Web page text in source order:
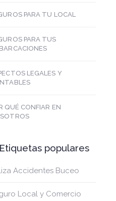
PARA TU LOCAL
PARA TUS
LEGALES Y
QUÉ CONFIAR EN
Etiquetas populares
Accidentes Buceo
Local y Comercio